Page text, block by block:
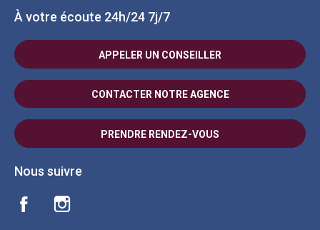
À votre écoute 24h/24 7j/7
APPELER UN CONSEILLER
CONTACTER NOTRE AGENCE
PRENDRE RENDEZ-VOUS
Nous suivre